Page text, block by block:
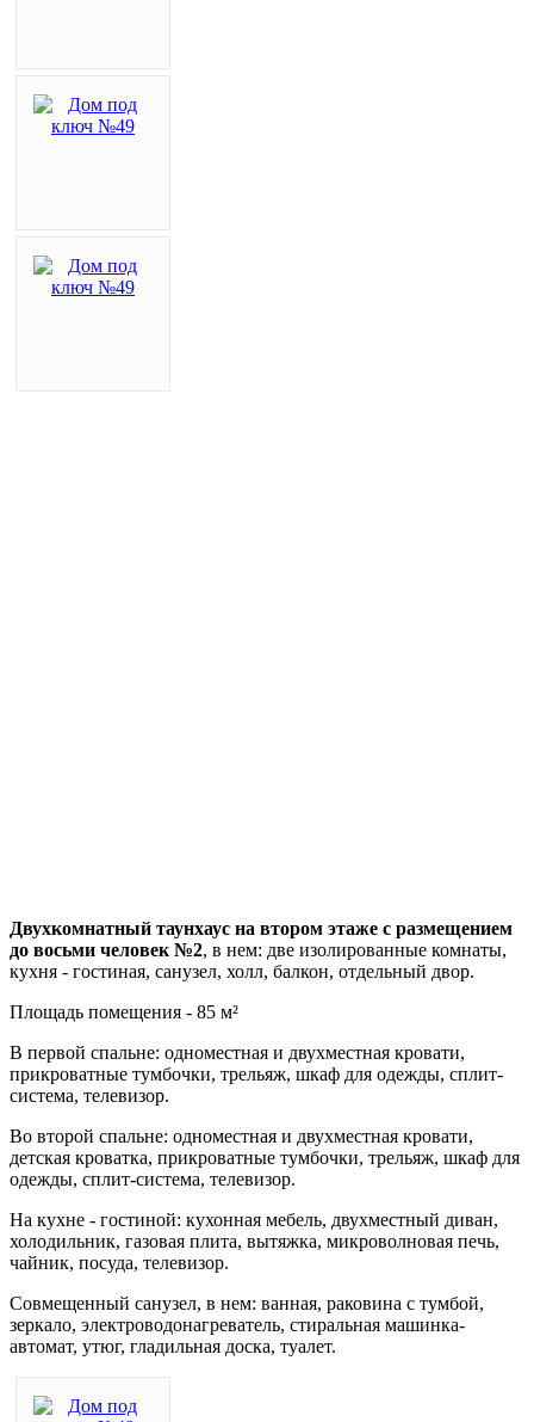
Двухкомнатный таунхаус на втором этаже с размещением
до восьми человек №2, в нем: две изолированные комнаты,
кухня - гостиная, санузел, холл, балкон, отдельный двор.
Площадь помещения - 85 м²
В первой спальне: одноместная и двухместная кровати,
прикроватные тумбочки, трельяж, шкаф для одежды, сплит-
система, телевизор.
Во второй спальне: одноместная и двухместная кровати,
детская кроватка, прикроватные тумбочки, трельяж, шкаф для
одежды, сплит-система, телевизор.
На кухне - гостиной: кухонная мебель, двухместный диван,
холодильник, газовая плита, вытяжка, микроволновая печь,
чайник, посуда, телевизор.
Совмещенный санузел, в нем: ванная, раковина с тумбой,
зеркало, электроводонагреватель, стиральная машинка-
автомат, утюг, гладильная доска, туалет.